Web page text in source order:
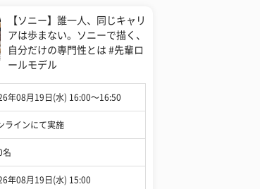
【ソニー】誰一人、同じキャリ
アは歩まない。ソニーで描く、
自分だけの専門性とは #先輩ロ
ールモデル
年08月19日(水) 16:00〜16:50
ラインにて実施
名
年08月19日(水) 15:00